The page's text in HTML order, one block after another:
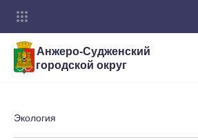
Анжеро-Судженский
городской округ
Экология